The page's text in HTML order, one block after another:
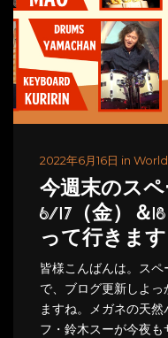
2022年6月16日 in World
今週末のスペ
6/17（金）＆
って行きます
皆様こんばんは。ス
で、ブログ更新しよ
ますね。メガネの天
フ・鈴木スーが今夜